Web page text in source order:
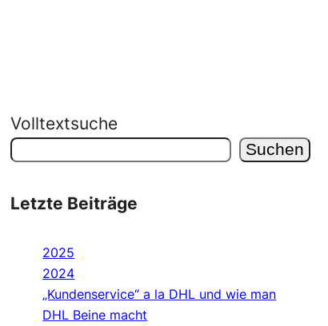
Volltextsuche
Suchen
Letzte Beiträge
2025
2024
„Kundenservice“ a la DHL und wie man
DHL Beine macht